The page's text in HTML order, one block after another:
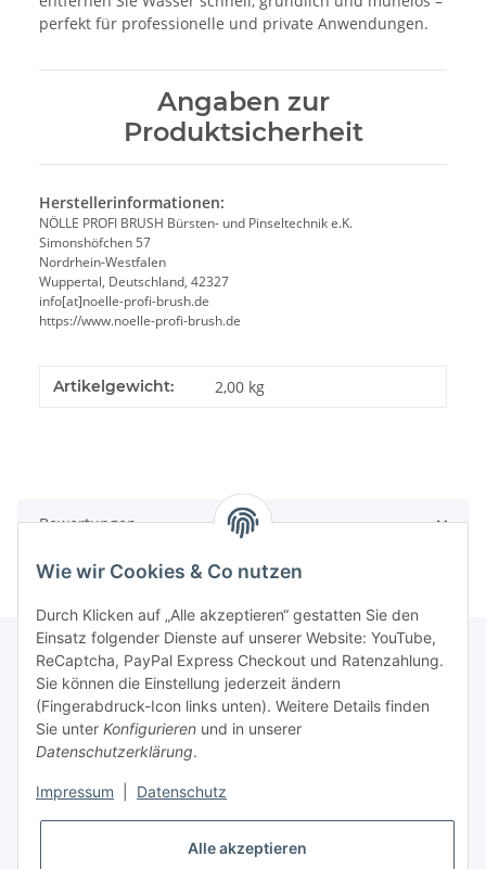
perfekt für professionelle und private Anwendungen.
Angaben zur
Produktsicherheit
Herstellerinformationen:
NÖLLE PROFI BRUSH Bürsten- und Pinseltechnik e.K.
Simonshöfchen 57
Nordrhein-Westfalen
Wuppertal, Deutschland, 42327
info[at]noelle-profi-brush.de
https://www.noelle-profi-brush.de
Artikelgewicht: 2,00 kg
Bewertungen
Gesetzliche Informationen
Informationen
Vertrag widerrufen
Wie wir Cookies & Co nutzen
Durch Klicken auf „Alle akzeptieren“ gestatten Sie den
Einsatz folgender Dienste auf unserer Website: YouTube,
ReCaptcha, PayPal Express Checkout und Ratenzahlung.
Sie können die Einstellung jederzeit ändern
(Fingerabdruck-Icon links unten). Weitere Details finden
Sie unter Konfigurieren und in unserer
Datenschutzerklärung.
Impressum Datenschutz
Alle akzeptieren